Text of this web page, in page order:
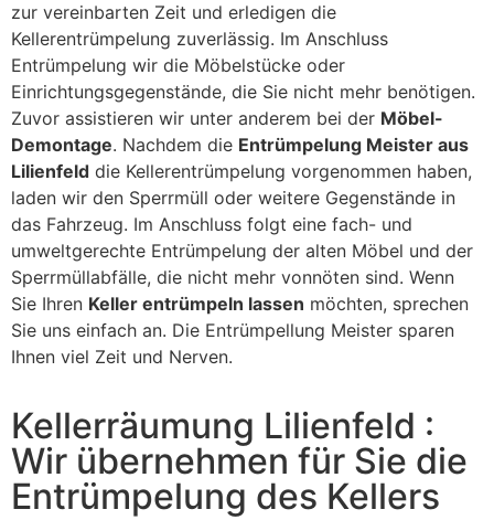
zur vereinbarten Zeit und erledigen die
Kellerentrümpelung zuverlässig. Im Anschluss
Entrümpelung wir die Möbelstücke oder
Einrichtungsgegenstände, die Sie nicht mehr benötigen.
Zuvor assistieren wir unter anderem bei der Möbel-
Demontage. Nachdem die Entrümpelung Meister aus
Lilienfeld die Kellerentrümpelung vorgenommen haben,
laden wir den Sperrmüll oder weitere Gegenstände in
das Fahrzeug. Im Anschluss folgt eine fach- und
umweltgerechte Entrümpelung der alten Möbel und der
Sperrmüllabfälle, die nicht mehr vonnöten sind. Wenn
Sie Ihren Keller entrümpeln lassen möchten, sprechen
Sie uns einfach an. Die Entrümpellung Meister sparen
Ihnen viel Zeit und Nerven.
Kellerräumung Lilienfeld :
Wir übernehmen für Sie die
Entrümpelung des Kellers